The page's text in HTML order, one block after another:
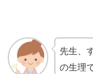
先生、
の生理